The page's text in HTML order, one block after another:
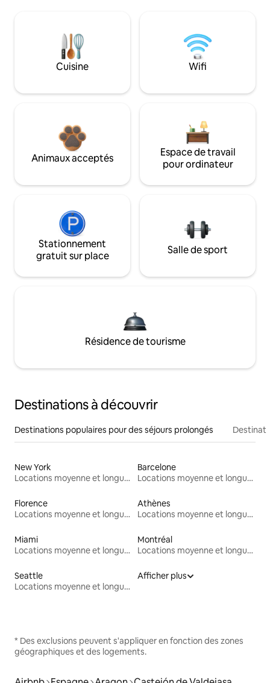
Cuisine Wifi
Animaux acceptés
Espace de travail
pour ordinateur
Stationnement
gratuit sur place
Salle de sport
Résidence de tourisme
Destinations à découvrir
Destinations populaires pour des séjours prolongés
New York
Locations moyenne et longue durée
Barcelone
Locations moyenne et longue durée
Florence
Locations moyenne et longue durée
Athènes
Locations moyenne et longue durée
Miami
Locations moyenne et longue durée
Montréal
Locations moyenne et longue durée
Seattle
Locations moyenne et longue durée
Afficher plus
* Des exclusions peuvent s'appliquer en fonction des zones
géographiques et des logements.